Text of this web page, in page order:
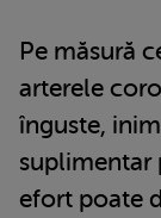
Pe măsură
arterele
înguste,
suplimentar
efort poate